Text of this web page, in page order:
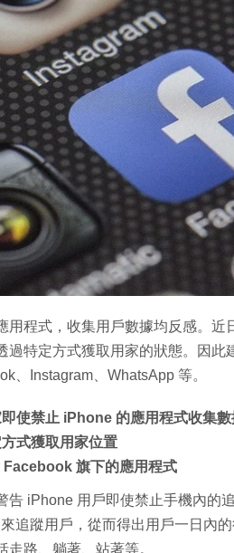
用程式，收集用戶數據均反感。
過特定方式獲取用家的狀態。因此
、Instagram、WhatsApp 等。
使禁止 iPhone 的應用程式收集數
式獲取用家位置
旗下的應用程式
告 iPhone 用戶即使禁止手機內的
追蹤用戶，從而得出用戶一日內
路、躺著、站著等。